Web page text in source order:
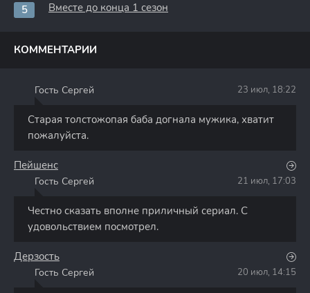
Вместе до конца 1 сезон
КОММЕНТАРИИ
Гость Сергей 23 июл, 18:22
Старая толстожопая баба догнала мужика, хватит
пожалуйста.
Пейшенс
Гость Сергей 21 июл, 17:03
Честно сказать вполне приличный сериал. С
удовольствием посмотрел.
Дерзость
Гость Сергей 20 июл, 14:15